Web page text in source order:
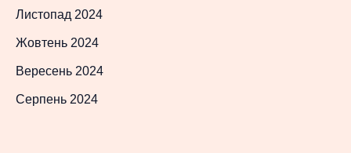
Листопад 2024
Жовтень 2024
Вересень 2024
Серпень 2024